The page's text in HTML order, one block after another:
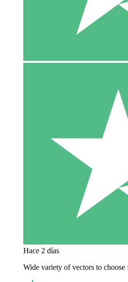
Hace 2 días
Wide variety of vectors to choose